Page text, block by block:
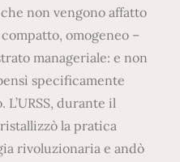
non vengono affatto
omogeneo –
manageriale: e non
specificamente
durante il
la pratica
rivoluzionaria e andò